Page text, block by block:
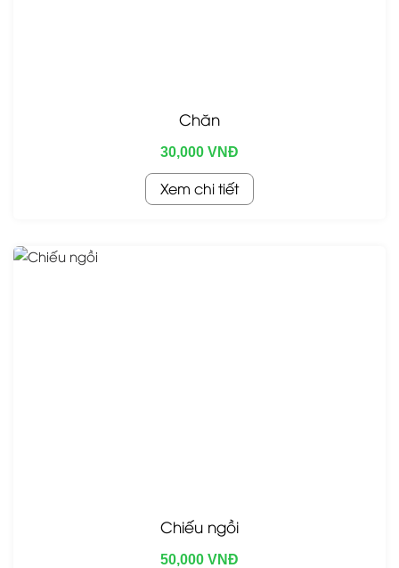
Chăn
30,000 VNĐ
Xem chi tiết
Chiếu ngồi
50,000 VNĐ